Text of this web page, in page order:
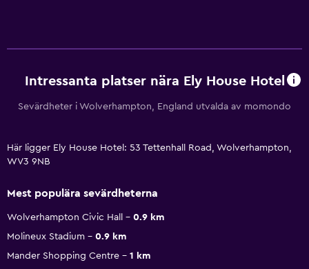
Intressanta platser nära Ely House Hotel
Sevärdheter i Wolverhampton, England utvalda av momondo
Här ligger Ely House Hotel: 53 Tettenhall Road, Wolverhampton,
WV3 9NB
Mest populära sevärdheterna
Wolverhampton Civic Hall
0.9 km
Molineux Stadium
0.9 km
Mander Shopping Centre
1 km